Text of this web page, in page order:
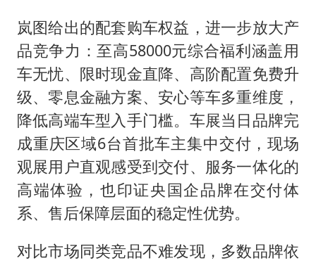
岚图给出的配套购车权益，进一步放大产
品竞争力：至高58000元综合福利涵盖用
车无忧、限时现金直降、高阶配置免费升
级、零息金融方案、安心等车多重维度，
降低高端车型入手门槛。车展当日品牌完
成重庆区域6台首批车主集中交付，现场
观展用户直观感受到交付、服务一体化的
高端体验，也印证央国企品牌在交付体
系、售后保障层面的稳定性优势。
对比市场同类竞品不难发现，多数品牌依